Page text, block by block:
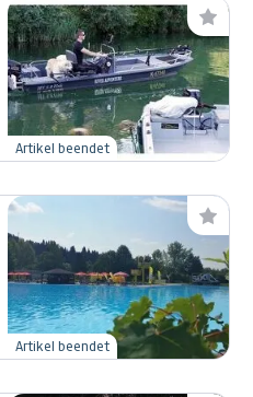
Artikel beendet
Artikel beendet